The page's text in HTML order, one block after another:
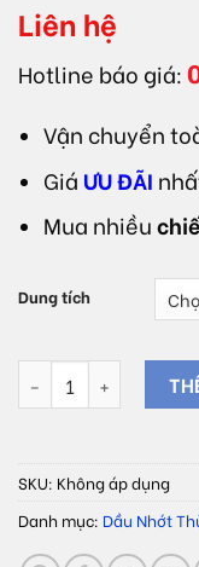
Liên hệ
Hotline báo giá:
Vận chuyển
Giá ƯU ĐÃI
Mua nhiều
Dung tích
Dầu tách khuôn,
SKU: Không áp dụng
Danh mục: Dầu Nhớt